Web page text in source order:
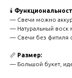
🕯️
— Свечи можно
— Натуральный воск
— Свечи без фитиля
📏 Размер:
— Большой букет,